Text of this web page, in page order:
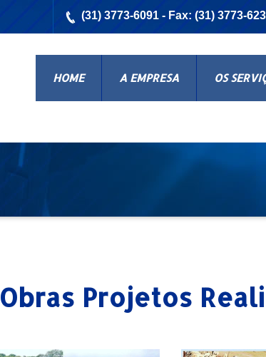
(31) 3773-6091 - Fax: (31) 3773-
HOME A EMPRESA OS
Obras Projetos